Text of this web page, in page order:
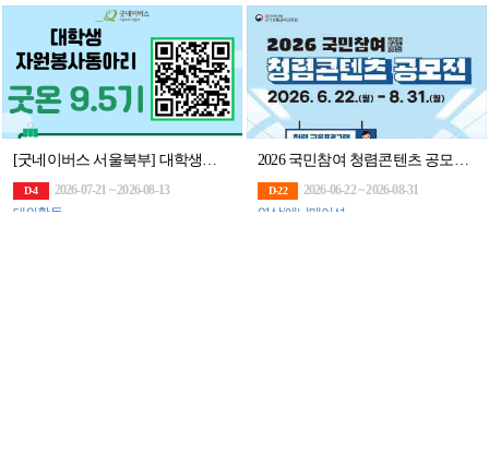
D-4
2026-07-21 ~ 2026-08-13
대외활동
D-22
2026-06-22 ~ 2026-08-31
영상/애니메이션